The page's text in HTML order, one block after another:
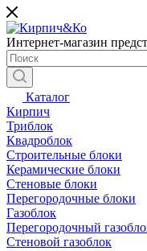
Интернет-магазин
Каталог
Кирпич
Триблок
Квадроблок
Строительные блоки
Керамические блоки
Стеновые блоки
Перегородочные блоки
Газоблок
Перегородочный
Стеновой газоблок